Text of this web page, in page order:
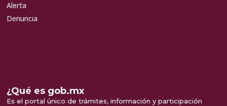
Alerta
Denuncia
¿Qué es gob.mx
Es el portal único de trámites, información y participación